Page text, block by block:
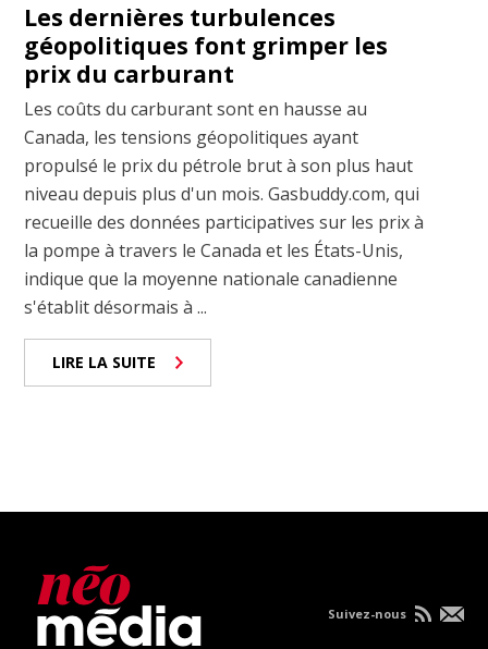
Les dernières turbulences
géopolitiques font grimper les
prix du carburant
Les coûts du carburant sont en hausse au
Canada, les tensions géopolitiques ayant
propulsé le prix du pétrole brut à son plus haut
niveau depuis plus d'un mois. Gasbuddy.com, qui
recueille des données participatives sur les prix à
la pompe à travers le Canada et les États-Unis,
indique que la moyenne nationale canadienne
s'établit désormais à ...
LIRE LA SUITE
Suivez-nous